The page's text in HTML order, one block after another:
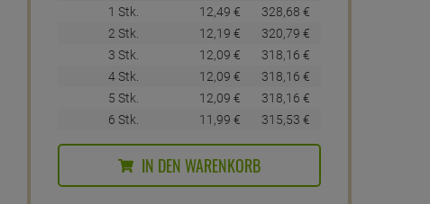
1 Stk. 12, 49 € 328, 68 €
2 Stk.
12, 19 € 320, 79 €
3 Stk.
12, 09 € 318, 16 €
4 Stk.
12, 09 € 318, 16 €
5 Stk.
12, 09 € 318, 16 €
6 Stk.
11, 99 € 315, 53 €
IN DEN WARENKORB